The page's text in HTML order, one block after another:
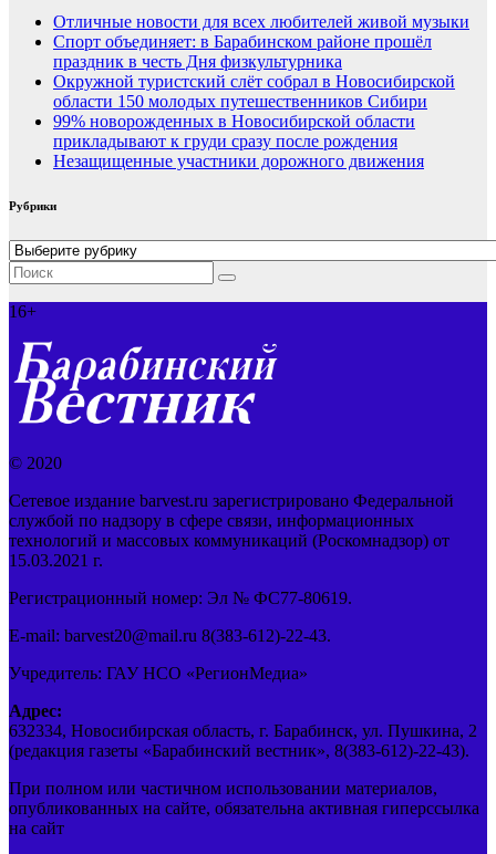
Отличные новости для всех любителей живой музыки
Спорт объединяет: в Барабинском районе прошёл
праздник в честь Дня физкультурника
Окружной туристский слёт собрал в Новосибирской
области 150 молодых путешественников Сибири
99% новорожденных в Новосибирской области
прикладывают к груди сразу после рождения
Незащищенные участники дорожного движения
Рубрики
Рубрики
16+
© 2020
Сетевое издание barvest.ru зарегистрировано Федеральной
службой по надзору в сфере связи, информационных
технологий и массовых коммуникаций (Роскомнадзор) от
15.03.2021 г.
Регистрационный номер: Эл № ФС77-80619.
E-mail: barvest20@mail.ru 8(383-612)-22-43.
Учредитель: ГАУ НСО «РегионМедиа»
Адрес:
632334, Новосибирская область, г. Барабинск, ул. Пушкина, 2
(редакция газеты «Барабинский вестник», 8(383-612)-22-43).
При полном или частичном использовании материалов,
опубликованных на сайте, обязательна активная гиперссылка
на сайт